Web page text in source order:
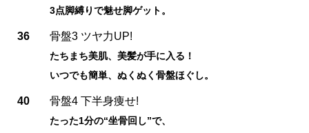
3点脚縛りで魅せ脚ゲット。
36 骨盤3 ツヤ力UP!
たちまち美肌、美髪が手に入る！
いつでも簡単、ぬくぬく骨盤ほぐし。
40 骨盤4 下半身痩せ!
たった1分の“坐骨回し”で、